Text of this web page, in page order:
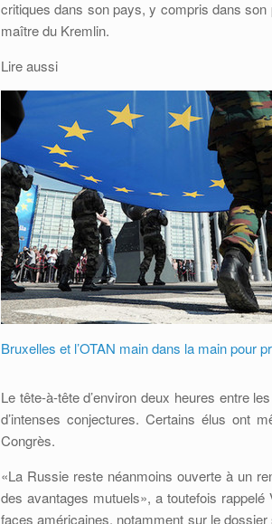
critiques dans son pays, y compris dans
maître du Kremlin.
Lire aussi
Bruxelles et l’OTAN main dans la main pour
Le tête-à-tête d’environ deux heures entre
d’intenses conjectures. Certains élus ont
Congrès.
«La Russie reste néanmoins ouverte à un
des avantages mutuels», a toutefois
faces américaines, notamment sur le